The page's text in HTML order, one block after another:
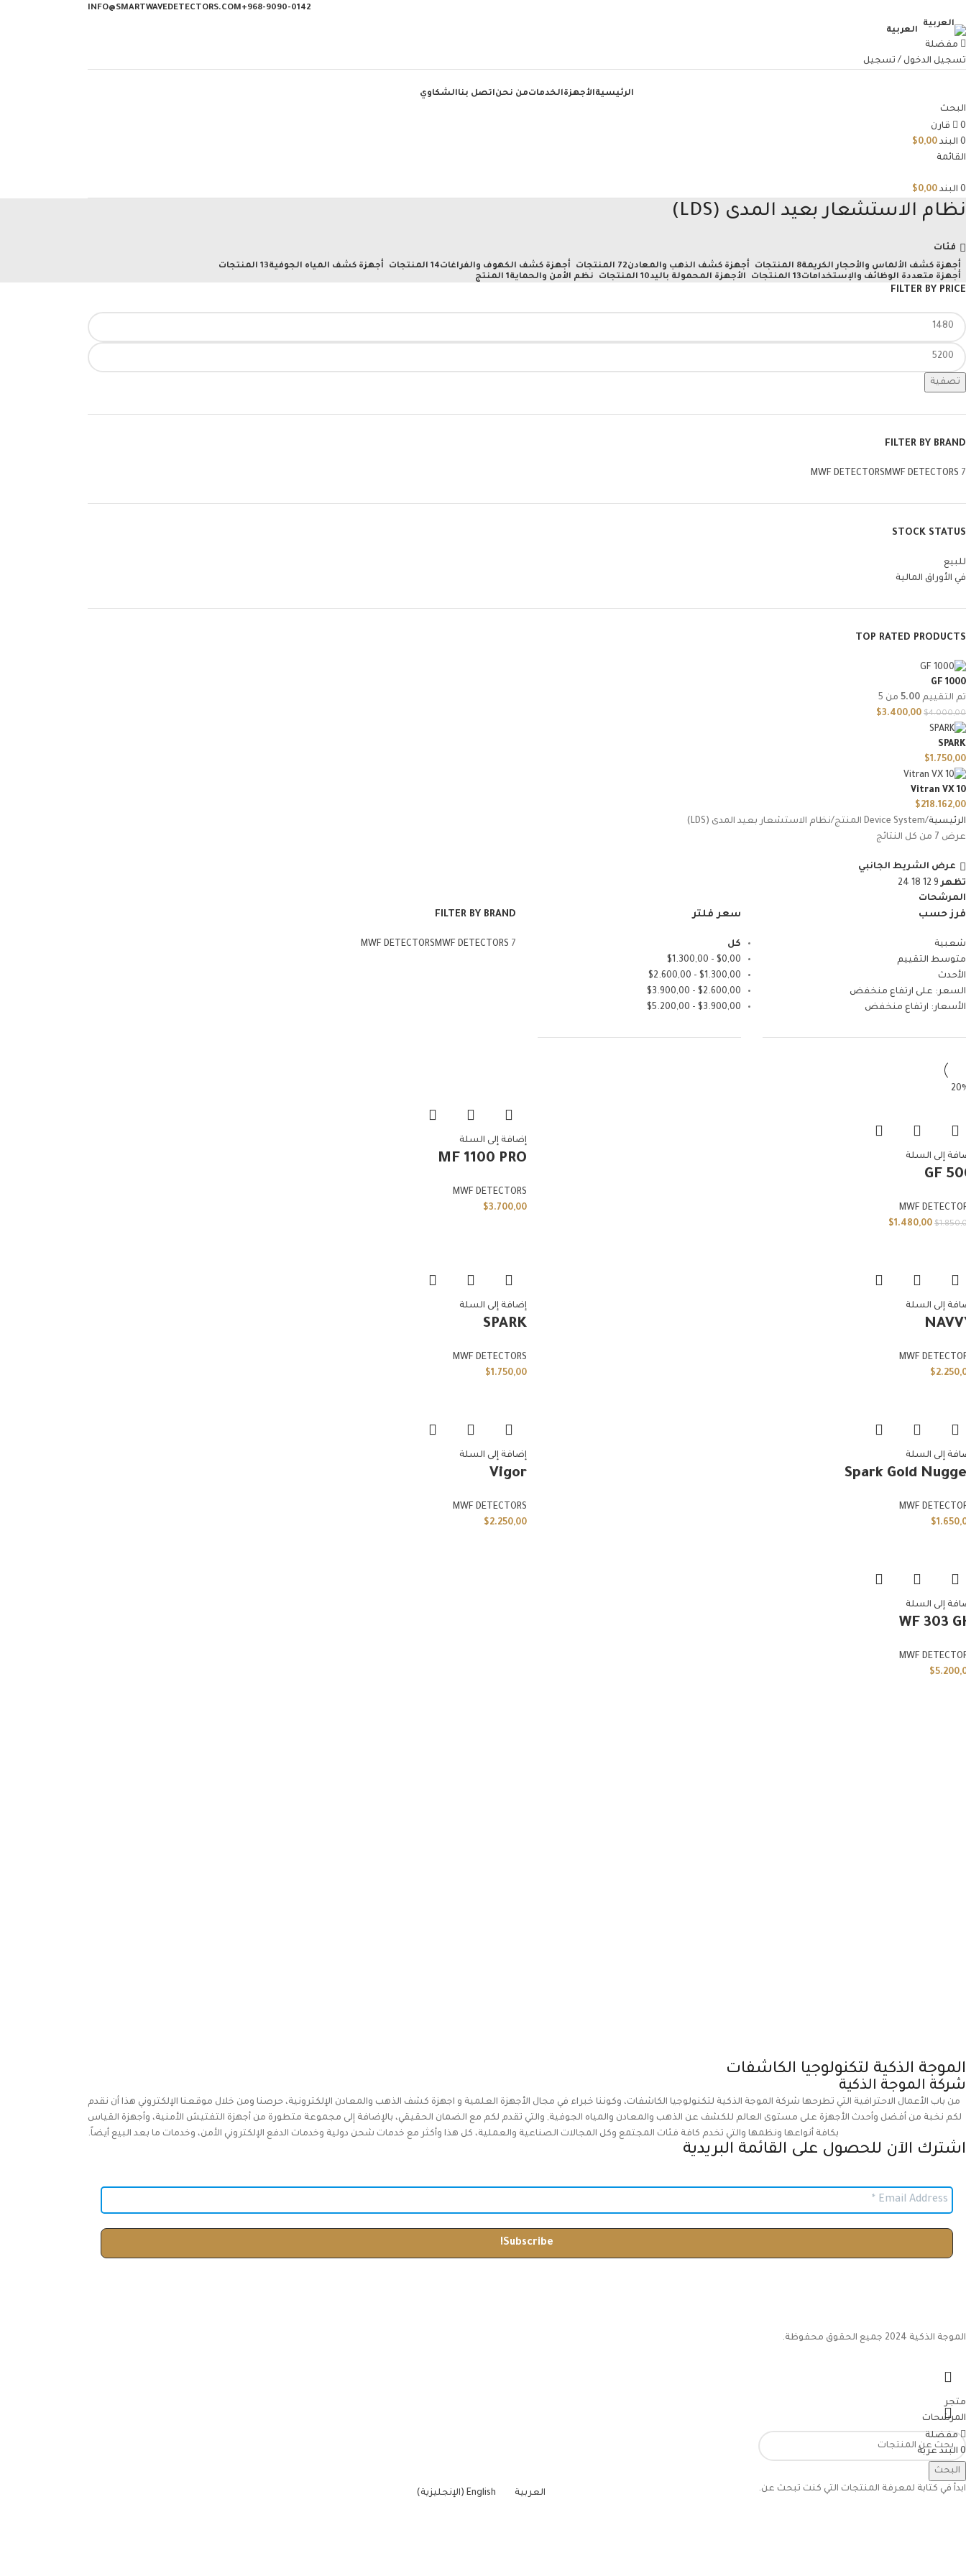
968-9090-0142+
INFO@SMARTWAVEDETECTORS.COM
العربية
مفضلة
تسجيل الدخول / تسجيل
الرئيسيةالأجهزةالخدماتمن نحناتصل بناالشكاوي
البحث
0
قارن
0 البند $0,00
القائمة
0 البند $0,00
نظام الاستشعار بعيد المدى (LDS)
فئات
أجهزة كشف الألماس والأحجار الكريمة8 المنتجات أجهزة كشف الذهب والمعادن72 المنتجات أجهزة كشف الكهوف والفراغات14 المنتجات أجهزة كشف المياه الجوفية13 المنتجات
أجهزة متعددة الوظائف والإستخدامات13 المنتجات الأجهزة المحمولة باليد10 المنتجات نظم الأمن والحماية1 المنتج
FILTER BY PRICE
تصفية
FILTER BY BRAND
MWF DETECTORSMWF DETECTORS 7
STOCK STATUS
للبيع
في الأوراق المالية
TOP RATED PRODUCTS
GF 1000
تم التقييم 5.00 من 5
$4.000,00
$3.400,00
SPARK
$1.750,00
Vitran VX 10
$218.162,00
الرئيسية Device System المنتج
نظام الاستشعار بعيد المدى (LDS)
عرض ⁦7⁩ من كل النتائج
عرض الشريط الجانبي
تظهر 9
12
18
24
المرشحات
فرز حسب
شعبية
متوسط التقييم
الأحدث
السعر: على ارتفاع منخفض
الأسعار: ارتفاع منخفض
سعر فلتر
كل
$0,00
-
$ 1.300,00
$ 1.300,00
-
$2.600,00
$2.600,00
-
$3.900,00
$3.900,00
-
$5.200,00
FILTER BY BRAND
MWF DETECTORSMWF DETECTORS 7
إلى السلة
GF
MWF
$
$ 1.480,00
إضافة إلى السلة
MF 1100 PRO
MWF DETECTORS
$3.700,00
إلى السلة
MWF
$
إضافة إلى السلة
SPARK
MWF DETECTORS
$ 1.750,00
إلى السلة
Spark Gold
MWF
$
إضافة إلى السلة
Vigor
MWF DETECTORS
$2.250,00
إلى السلة
WF 303
MWF
$
الموجة الذكية لتكنولوجيا الكاشفات
شركة الموجة الذكية
من باب الأعمال الاحترافية التي تطرحها شركة الموجة الذكية لتكنولوجيا الكاشفات، وكوننا خبراء في مجال الأجهزة العلمية و اجهزة كشف الذهب والمعادن الإلكترونية، حرصنا ومن خلال موقعنا الإلكتروني هذا أن نقدم
لكم نخبة من أفضل وأحدث الأجهزة على مستوى العالم للكشف عن الذهب والمعادن والمياه الجوفية, والتي تقدم لكم مع الضمان الحقيقي، بالإضافة إلى مجموعة متطورة من أجهزة التفتيش الأمنية، وأجهزة القياس
بكافة أنواعها ونظمها والتي تخدم كافة فئات المجتمع وكل المجالات الصناعية والعملية، كل هذا وأكثر مع خدمات شحن دولية وخدمات الدفع الإلكتروني الأمن، وخدمات ما بعد البيع أيضاً.
اشترك الآن للحصول على القائمة البريدية
الموجة الذكية 2024 جميع الحقوق محفوظة.
البحث
ابدأ في كتابة لمعرفة المنتجات التي كنت تبحث عن.
متجر
المرشحات
مفضلة
0 البند عربة
حسابي
العربية English
(الإنجليزية)